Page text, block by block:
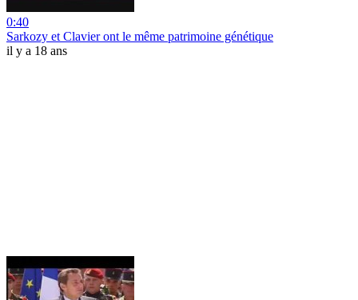
0:40
Sarkozy et Clavier ont le même patrimoine génétique
il y a 18 ans